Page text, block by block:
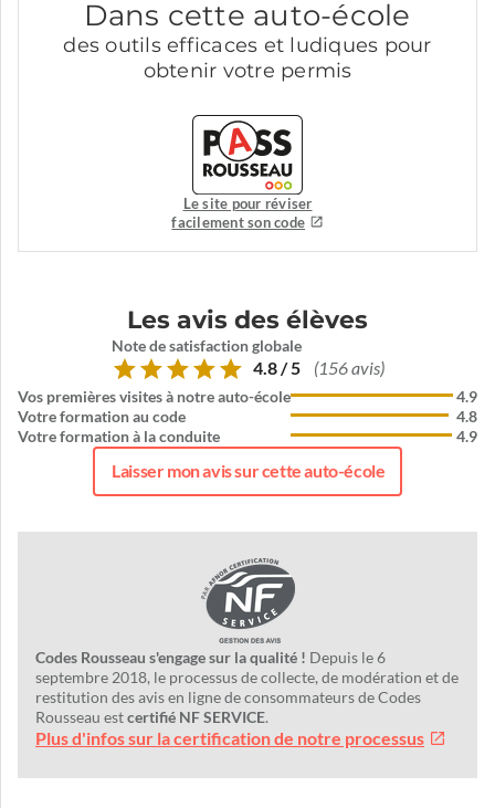
Dans cette auto-école
des outils efficaces et ludiques pour
obtenir votre permis
Le site pour réviser
facilement son code
Les avis des élèves
Note de satisfaction globale
4.8 / 5 (156 avis)
Vos premières visites à notre auto-école
Votre formation au code
Votre formation à la conduite
4.9
4.8
4.9
Laisser mon avis sur cette auto-école
Codes Rousseau s'engage sur la qualité ! Depuis le 6
septembre 2018, le processus de collecte, de modération et de
restitution des avis en ligne de consommateurs de Codes
Rousseau estcertifié NF SERVICE.
Plus d'infos sur la certification de notre processus